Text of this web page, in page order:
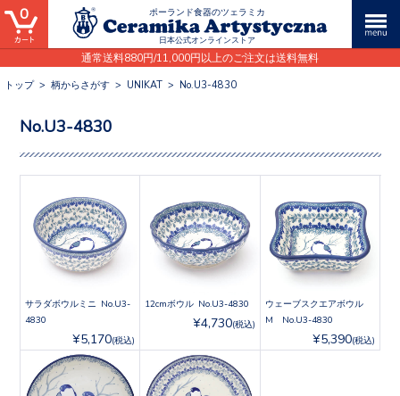
ポーランド食器のツェラミカ
日本公式オンラインストア
通常送料880円/11,000円以上のご注文は送料無料
0
トップ> 柄からさがす > UNIKAT > No.U3-4830
No.U3-4830
サラダボウルミニ No.U3-
4830
¥5,170(税込)
12cmボウル No.U3-4830
¥4,730(税込)
ウェーブスクエアボウル
M No.U3-4830
¥5,390(税込)